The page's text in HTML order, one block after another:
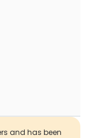
and has been